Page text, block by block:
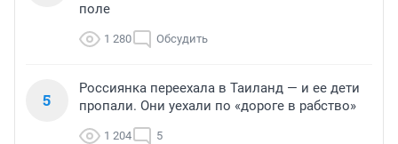
поле
1 280 Обсудить
5
Россиянка переехала в Таиланд — и ее дети
пропали. Они уехали по «дороге в рабство»
1 204 5